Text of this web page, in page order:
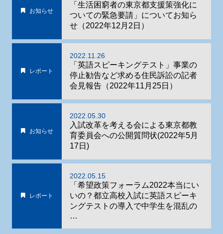
お知らせ
「生活困窮者の東京都支援策強化に
ついての緊急要請」についてお知ら
せ（2022年12月2日）
レポート
2022.11.26
「英語スピーキングテスト」事業の
停止勧告など求める住民訴訟の記者
会見報告（2022年11月25日）
お知らせ
2022.05.30
入試改革を考える会による東京都教
育委員会への公開質問状(2022年5月
17日)
レポート
2022.05.15
「希望政策フォーラム2022本当にい
いの？都立高校入試に英語スピーキ
ングテストの導入で中学生を混乱の
…